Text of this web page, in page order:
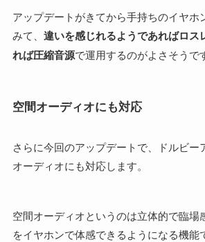
アップデートがきてから手持ちのイヤホ
みて、 違いを感じれるようであればロス
れば圧縮音源で運用するのがよさそうで
空間オーディオにも対応
さらに今回のアップデートで、ドルビー
オーディオにも対応します。
空間オーディオというのは立体的で臨場
をイヤホンで体感できるようになる機能